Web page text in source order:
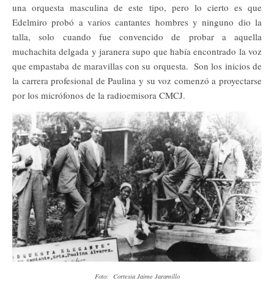
una orquesta masculina de este tipo, pero lo cierto es que
Edelmiro probó a varios cantantes hombres y ninguno dio la
talla, solo cuando fue convencido de probar a aquella
muchachita delgada y jaranera supo que había encontrado la voz
que empastaba de maravillas con su orquesta. Son los inicios de
la carrera profesional de Paulina y su voz comenzó a proyectarse
por los micrófonos de la radioemisora CMCJ.
Foto: Cortesía Jaime Jaramillo